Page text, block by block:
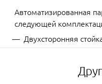
Автоматизированная
следующей
Двухсторонняя